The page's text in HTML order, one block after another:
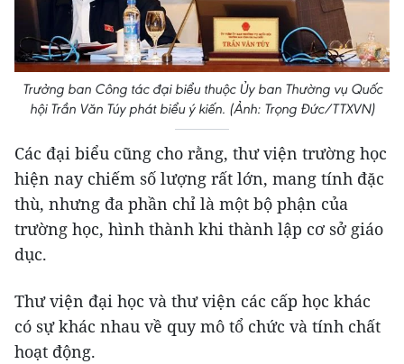
Trưởng ban Công tác đại biểu thuộc Ủy ban Thường vụ Quốc
hội Trần Văn Túy phát biểu ý kiến. (Ảnh: Trọng Đức/TTXVN)
Các đại biểu cũng cho rằng, thư viện trường học
hiện nay chiếm số lượng rất lớn, mang tính đặc
thù, nhưng đa phần chỉ là một bộ phận của
trường học, hình thành khi thành lập cơ sở giáo
dục.
Thư viện đại học và thư viện các cấp học khác
có sự khác nhau về quy mô tổ chức và tính chất
hoạt động.